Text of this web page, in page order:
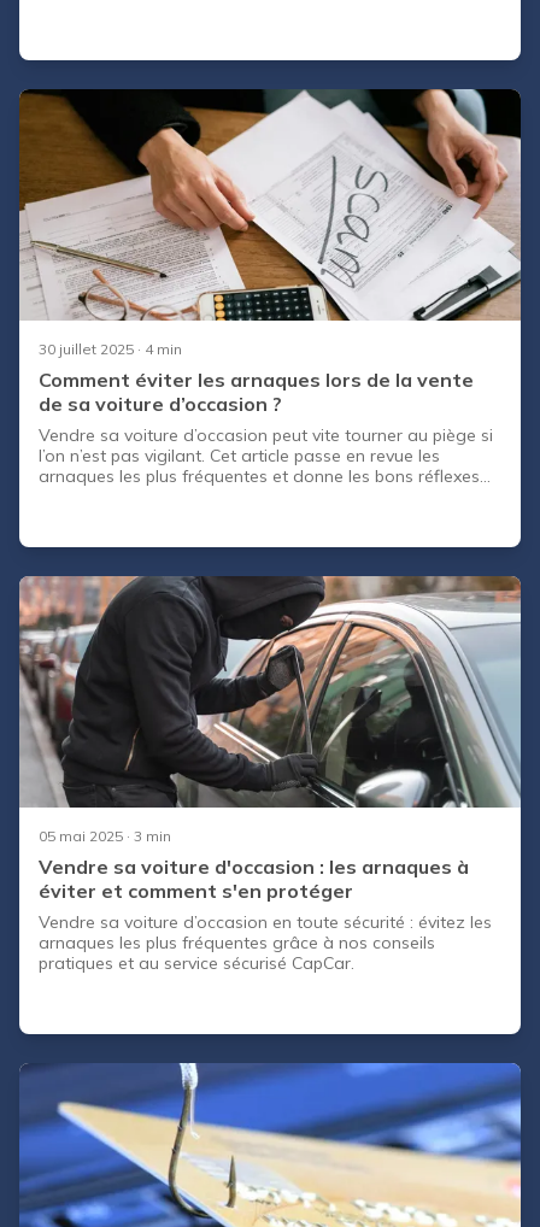
30 juillet 2025 · 4 min
Comment éviter les arnaques lors de la vente
de sa voiture d’occasion ?
Vendre sa voiture d’occasion peut vite tourner au piège si
l’on n’est pas vigilant. Cet article passe en revue les
arnaques les plus fréquentes et donne les bons réflexes
05 mai 2025 · 3 min
Vendre sa voiture d'occasion : les arnaques à
éviter et comment s'en protéger
Vendre sa voiture d’occasion en toute sécurité : évitez les
arnaques les plus fréquentes grâce à nos conseils
pratiques et au service sécurisé CapCar.